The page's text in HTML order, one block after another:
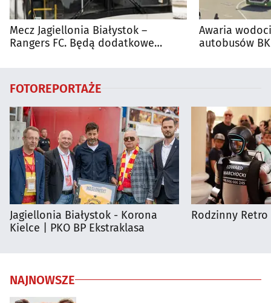
Mecz Jagiellonia Białystok –
Rangers FC. Będą dodatkowe
Awaria
autobusów
FOTOREPORTAŻE
Jagiellonia Białystok - Korona
Kielce | PKO BP Ekstraklasa
Rodzinny Retro
NAJNOWSZE